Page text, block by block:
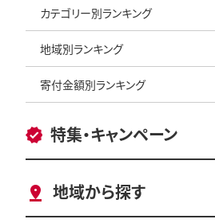
カテゴリー別ランキング
地域別ランキング
寄付金額別ランキング
特集・キャンペーン
地域から探す